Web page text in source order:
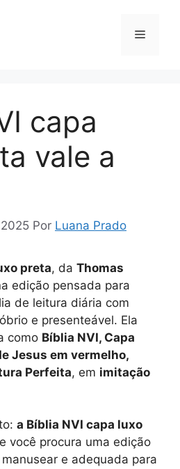
Menu
capa
vale a
Por Luana Prado
preta, da Thomas
edição pensada para
de leitura diária com
e presenteável. Ela
como Bíblia NVI, Capa
Jesus em vermelho,
Perfeita, em imitação
a Bíblia NVI capa luxo
você procura uma edição
e adequada para